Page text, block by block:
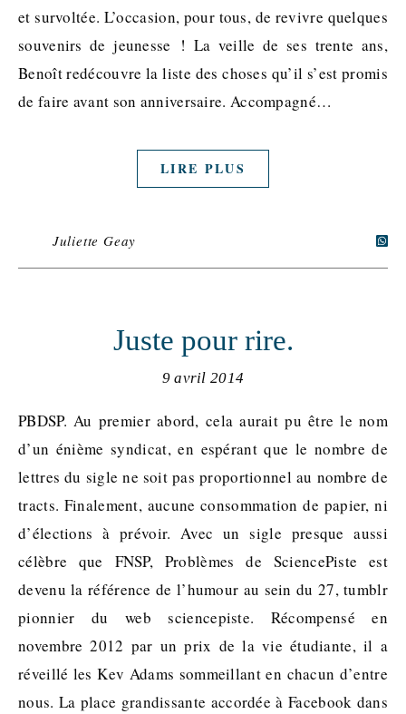
et survoltée. L’occasion, pour tous, de revivre quelques
souvenirs de jeunesse ! La veille de ses trente ans,
Benoît redécouvre la liste des choses qu’il s’est promis
de faire avant son anniversaire. Accompagné…
LIRE PLUS
Juliette Geay
Juste pour rire.
9 avril 2014
PBDSP. Au premier abord, cela aurait pu être le nom
d’un énième syndicat, en espérant que le nombre de
lettres du sigle ne soit pas proportionnel au nombre de
tracts. Finalement, aucune consommation de papier, ni
d’élections à prévoir. Avec un sigle presque aussi
célèbre que FNSP, Problèmes de SciencePiste est
devenu la référence de l’humour au sein du 27, tumblr
pionnier du web sciencepiste. Récompensé en
novembre 2012 par un prix de la vie étudiante, il a
réveillé les Kev Adams sommeillant en chacun d’entre
nous. La place grandissante accordée à Facebook dans